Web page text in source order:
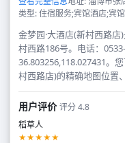
类型: 住宿服务;宾馆酒店;宾
金梦园·大酒店(新村西路
村西路186号。电话：
36.803256,118.027431。
村西路店)的精确地图位置
用户评价评分 4.8
稻草人
★★★★★